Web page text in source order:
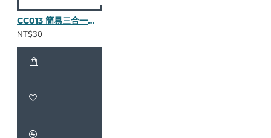
CC013 簡易三合一壓棒（不繡鋼）
NT$30